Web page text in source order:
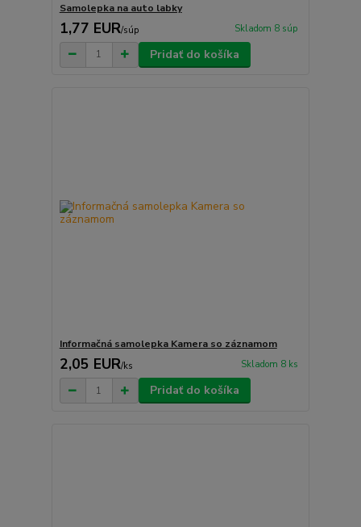
Samolepka na auto labky
1,77 EUR/súp Skladom 8 súp
Pridať do košíka
Informačná samolepka Kamera so záznamom
2,05 EUR/ks Skladom 8 ks
Pridať do košíka